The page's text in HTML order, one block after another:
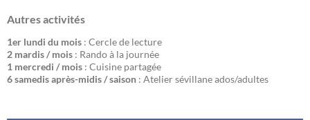
Autres activités
1er lundi du mois : Cercle de lecture
2 mardis / mois : Rando à la journée
1 mercredi / mois : Cuisine partagée
6 samedis après-midis / saison : Atelier sévillane ados/adultes